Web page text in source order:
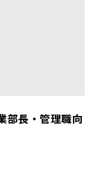
部長・管理職向